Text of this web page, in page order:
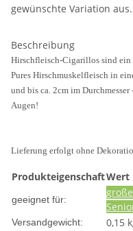
gewünschte Variation aus.
Beschreibung
Hirschfleisch-Cigarillos sind ein
Pures Hirschmuskelfleisch in
und bis ca. 2cm im
Augen!
Lieferung erfolgt ohne
ProdukteigenschaftWert
geeignet für:
Versandgewicht: 0,15